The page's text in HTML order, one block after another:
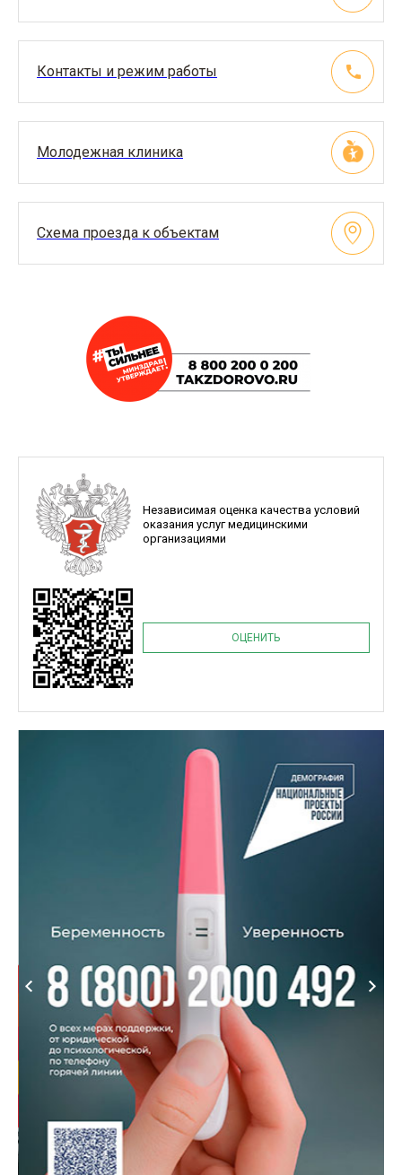
Контакты и режим работы
Молодежная клиника
Схема проезда к объектам
Независимая оценка качества условий
оказания услуг медицинскими
организациями
ОЦЕНИТЬ